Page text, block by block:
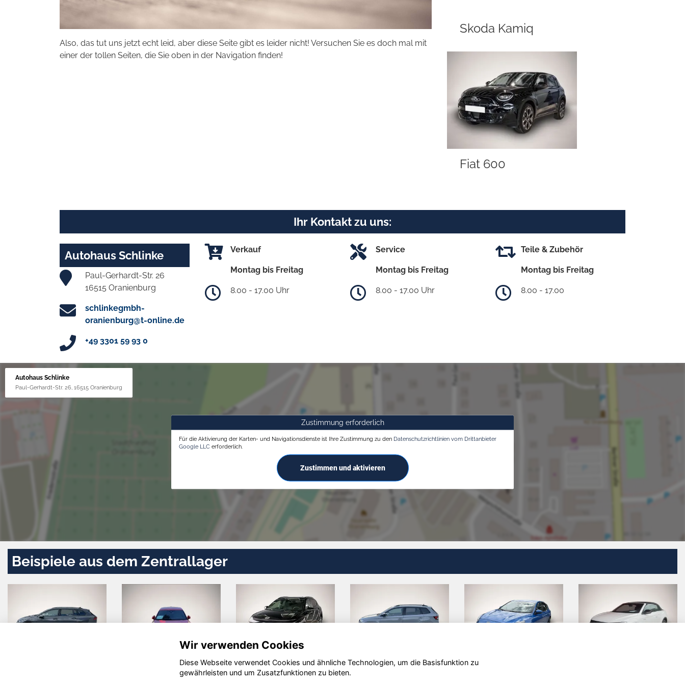
Also, das tut uns jetzt echt leid, aber diese Seite gibt es leider nicht! Versuchen Sie es doch mal mit
einer der tollen Seiten, die Sie oben in der Navigation finden!
Skoda Kamiq
Fiat 600
Ihr Kontakt zu uns:
Autohaus Schlinke
Paul-Gerhardt-Str. 26
16515 Oranienburg
schlinkegmbh-
oranienburg@t-online.de
+49 3301 59 93 0
Verkauf
Montag bis Freitag
8.00 - 17.00 Uhr
Service
Montag bis Freitag
8.00 - 17.00 Uhr
Teile & Zubehör
Montag bis Freitag
8.00 - 17.00
Autohaus Schlinke
Paul-Gerhardt-Str. 26, 16515 Oranienburg
Zustimmung erforderlich
Für die Aktivierung der Karten- und Navigationsdienste ist Ihre Zustimmung zu den Datenschutzrichtlinien vom Drittanbieter
Google LLC erforderlich.
Zustimmen und aktivieren
Beispiele aus dem Zentrallager
Skoda Karoq Ford Focus Volkswagen
Wir verwenden Cookies
Diese Webseite verwendet Cookies und ähnliche Technologien, um die Basisfunktion zu
gewährleisten und um Zusatzfunktionen zu bieten.